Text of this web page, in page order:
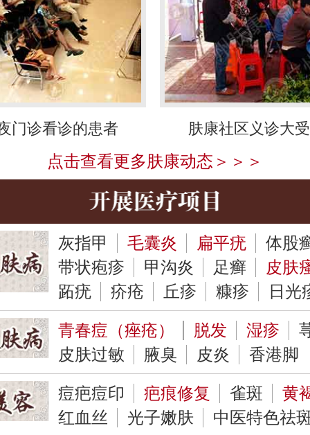
门诊看诊的患者 肤康社区义诊大
点击查看更多肤康动态＞＞＞
灰指甲 毛囊炎 扁平疣
体股
带状疱疹
甲沟炎 足癣
皮肤
跖疣
疥疮 丘疹 糠疹 日光
青春痘（痤疮） 脱发 湿疹
皮肤过敏
腋臭 皮炎 香港脚
痘疤痘印 疤痕修复 雀斑
黄
红血丝
光子嫩肤 中医特色祛